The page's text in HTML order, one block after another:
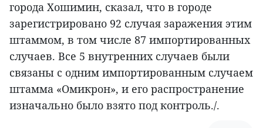
города Хошимин, сказал, что в городе
зарегистрировано 92 случая заражения этим
штаммом, в том числе 87 импортированных
случаев. Все 5 внутренних случаев были
связаны с одним импортированным случаем
штамма «Омикрон», и его распространение
изначально было взято под контроль./.